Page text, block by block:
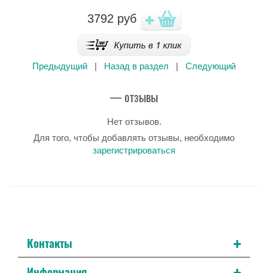
3792 руб
Предыдущий | Назад в раздел | Следующий
— отзывы
Нет отзывов.
Для того, чтобы добавлять отзывы, необходимо
зарегистрироваться
Контакты +